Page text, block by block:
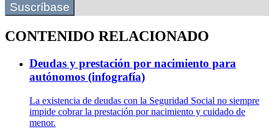
Suscríbase
CONTENIDO RELACIONADO
Deudas y prestación por nacimiento para
autónomos (infografía)
La existencia de deudas con la Seguridad Social no siempre
impide cobrar la prestación por nacimiento y cuidado de
menor.